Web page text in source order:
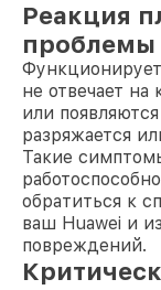
Реакция
проблемы
не отвечает на
или
разряжается
Такие
обратиться к
ваш Huawei и
повреждений.